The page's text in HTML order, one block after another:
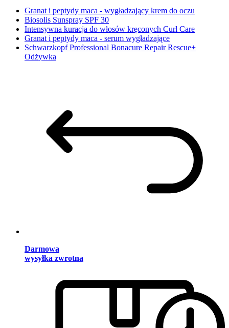
Granat i peptydy maca - wygładzający krem do oczu
Biosolis Sunspray SPF 30
Intensywna kuracja do włosów kręconych Curl Care
Granat i peptydy maca - serum wygładzające
Schwarzkopf Professional Bonacure Repair Rescue+
Odżywka
Darmowa
wysyłka zwrotna